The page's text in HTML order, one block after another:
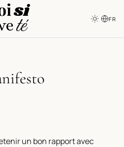
FR
un bon rapport avec